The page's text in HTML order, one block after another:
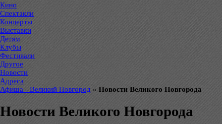
Кино
Спектакли
Концерты
Выставки
Детям
Клубы
Фестивали
Другое
Новости
Адреса
Афиша - Великий Новгород » Новости Великого Новгорода
Новости Великого Новгорода